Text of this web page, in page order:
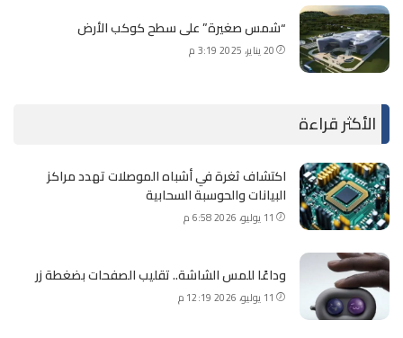
“شمس صغيرة” على سطح كوكب الأرض
20 يناير، 2025 3:19 م
الأكثر قراءة
اكتشاف ثغرة في أشباه الموصلات تهدد مراكز
البيانات والحوسبة السحابية
11 يوليو، 2026 6:58 م
وداعًا للمس الشاشة.. تقليب الصفحات بضغطة زر
11 يوليو، 2026 12:19 م